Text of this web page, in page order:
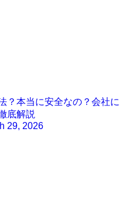
？本当に安全なの？会社に
底解説
29, 2026